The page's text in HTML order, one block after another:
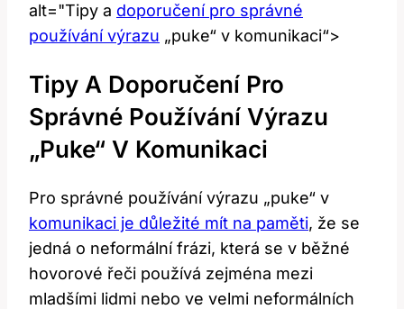
alt="Tipy a doporučení pro správné
používání výrazu „puke“ v komunikaci“>
Tipy A Doporučení Pro
Správné Používání Výrazu
„puke“ V Komunikaci
Pro správné používání výrazu „puke“ v
komunikaci je důležité mít na paměti, že se
jedná o neformální frázi, která se v běžné
hovorové řeči používá zejména mezi
mladšími lidmi nebo ve velmi neformálních